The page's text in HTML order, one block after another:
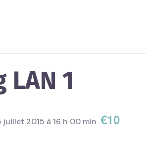
1
juillet 2015 à 16 h 00 min €10